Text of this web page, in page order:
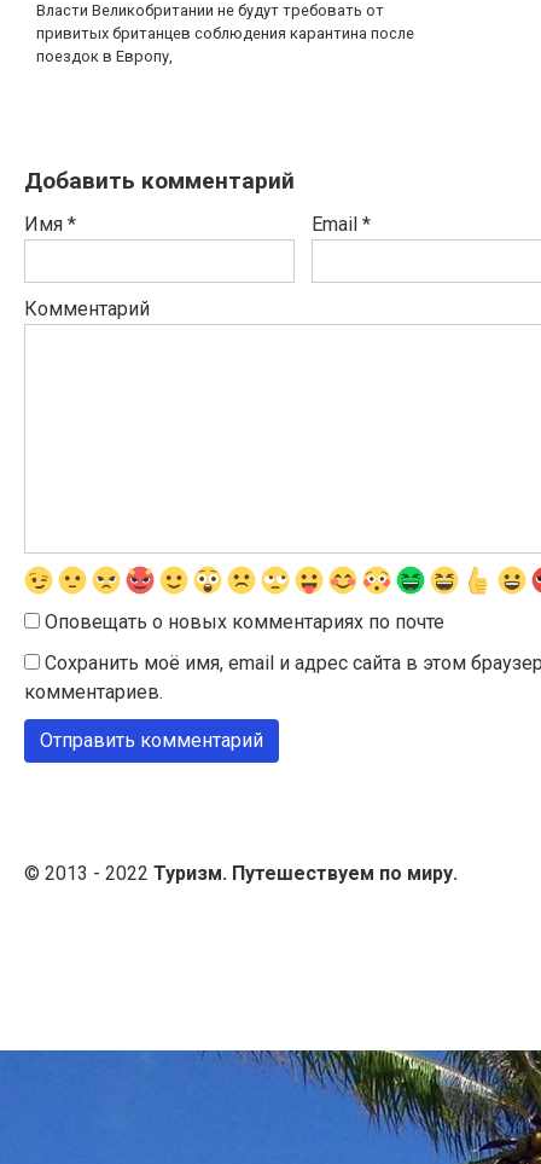
Власти Великобритании не будут требовать от
привитых британцев соблюдения карантина после
поездок в Европу,
Добавить комментарий
Имя * Email *
Комментарий
Оповещать о новых комментариях по почте
Сохранить моё имя, email и адрес сайта в этом
комментариев.
© 2013 - 2022 Туризм. Путешествуем по миру.